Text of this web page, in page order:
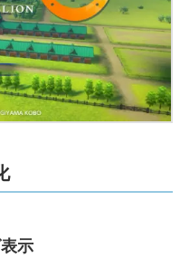
示